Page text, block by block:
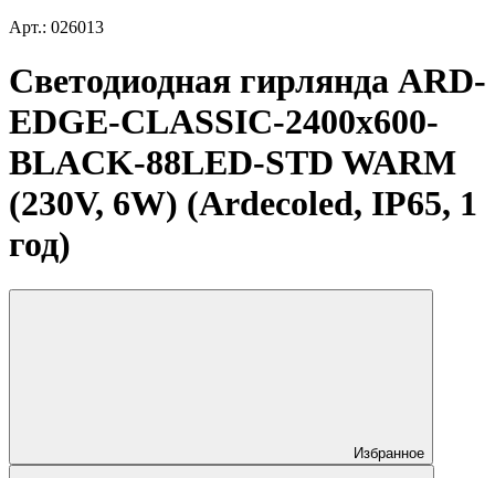
Арт.: 026013
Светодиодная гирлянда ARD-
EDGE-CLASSIC-2400x600-
BLACK-88LED-STD WARM
(230V, 6W) (Ardecoled, IP65, 1
год)
Избранное